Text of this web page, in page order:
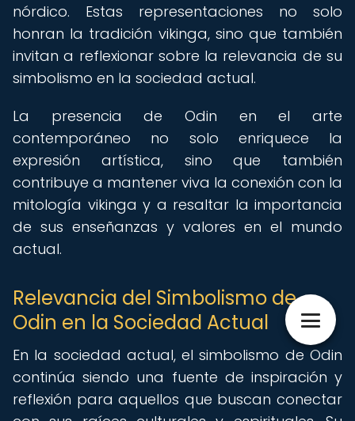
nórdico. Estas representaciones no solo
honran la tradición vikinga, sino que también
invitan a reflexionar sobre la relevancia de su
simbolismo en la sociedad actual.
La presencia de Odin en el arte
contemporáneo no solo enriquece la
expresión artística, sino que también
contribuye a mantener viva la conexión con la
mitología vikinga y a resaltar la importancia
de sus enseñanzas y valores en el mundo
actual.
Relevancia del Simbolismo de
Odin en la Sociedad Actual
En la sociedad actual, el simbolismo de Odin
continúa siendo una fuente de inspiración y
reflexión para aquellos que buscan conectar